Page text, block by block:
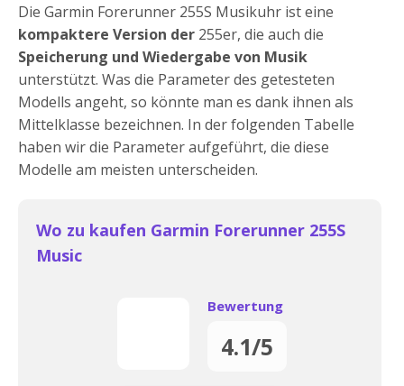
Die Garmin Forerunner 255S Musikuhr ist eine
kompaktere Version der 255er, die auch die
Speicherung und Wiedergabe von Musik
unterstützt. Was die Parameter des getesteten
Modells angeht, so könnte man es dank ihnen als
Mittelklasse bezeichnen. In der folgenden Tabelle
haben wir die Parameter aufgeführt, die diese
Modelle am meisten unterscheiden.
Wo zu kaufen Garmin Forerunner 255S
Music
Bewertung
4.1/5